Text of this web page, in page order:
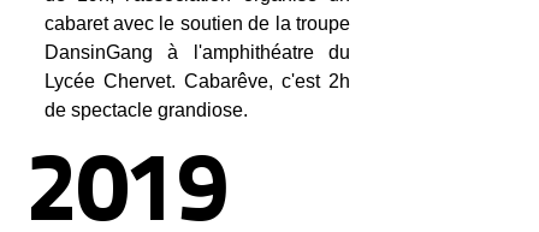
cabaret avec le soutien de la troupe
DansinGang à l'amphithéatre du
Lycée Chervet. Cabarêve, c'est 2h
de spectacle grandiose.
2019